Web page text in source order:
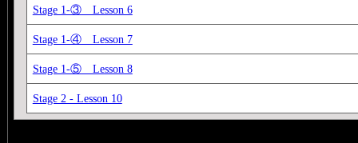
Stage 1-③ Lesson 6
Stage 1-④ Lesson 7
Stage 1-⑤ Lesson 8
Stage 2 - Lesson 10